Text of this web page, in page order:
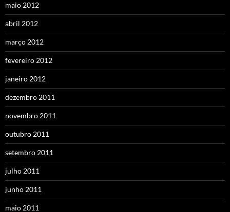
maio 2012
abril 2012
março 2012
fevereiro 2012
janeiro 2012
dezembro 2011
novembro 2011
outubro 2011
setembro 2011
julho 2011
junho 2011
maio 2011